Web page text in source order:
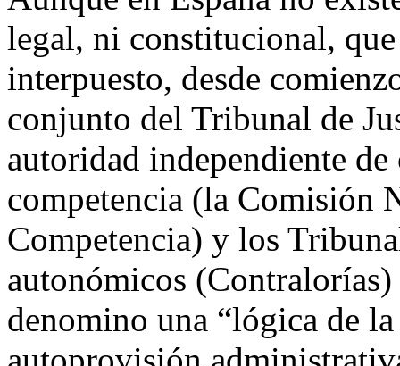
legal, ni constitucional,
interpuesto, desde
conjunto del Tribunal de
autoridad independiente
competencia (la Comisión
Competencia) y los
autonómicos
denomino una “lógica de